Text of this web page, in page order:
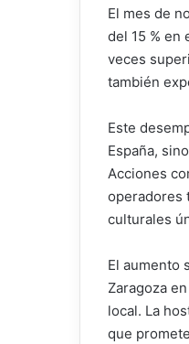
El mes de
del 15 % en
veces
también
Este
España,
Acciones
operadores
culturales
El aumento
Zaragoza
local. La
que